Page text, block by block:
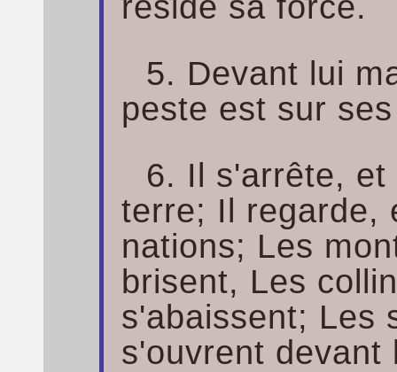
5. Devant lui
peste est sur
6. Il s'arrête,
terre; Il regarde,
nations; Les
brisent, Les
s'abaissent; Les
s'ouvrent devant